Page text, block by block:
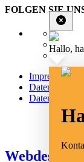
FOLGEN SIE
Impressum
Datenschutz
Datenschutz
Webdesign
Hallo,